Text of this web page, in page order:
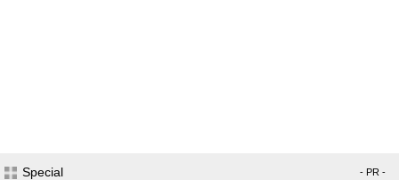
Special - PR -